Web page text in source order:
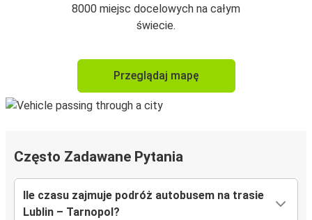
8000 miejsc docelowych na całym
świecie.
Przeglądaj mapę
Często Zadawane Pytania
Ile czasu zajmuje podróż autobusem na trasie
Lublin – Tarnopol?